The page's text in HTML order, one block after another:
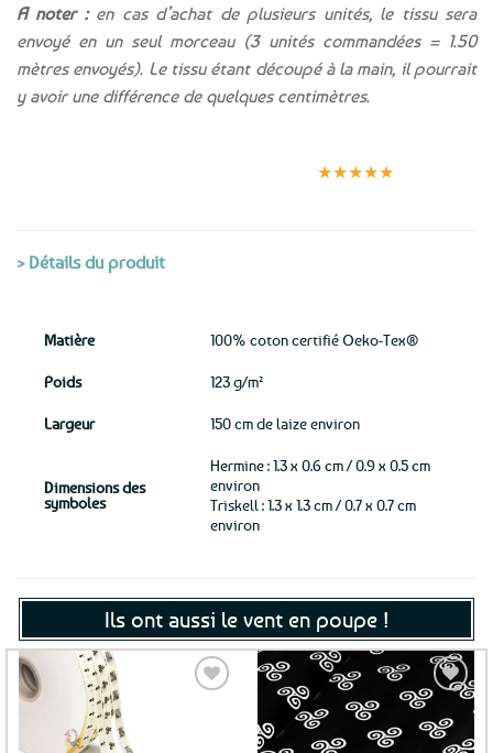
A noter :en cas d’achat de plusieurs unités, le tissu sera
envoyé en un seul morceau (3 unités commandées = 1.50
mètres envoyés). Le tissu étant découpé à la main, il pourrait
y avoir une différence de quelques centimètres.
★★★★★
> Détails du produit
Matière 100% coton certifié Oeko-Tex®
Poids 123 g/m²
Largeur 150 cm de laize environ
Dimensions des
symboles
Hermine : 1.3 x 0.6 cm / 0.9 x 0.5 cm
environ
Triskell : 1.3 x 1.3 cm / 0.7 x 0.7 cm
environ
Ils ont aussi le vent en poupe !